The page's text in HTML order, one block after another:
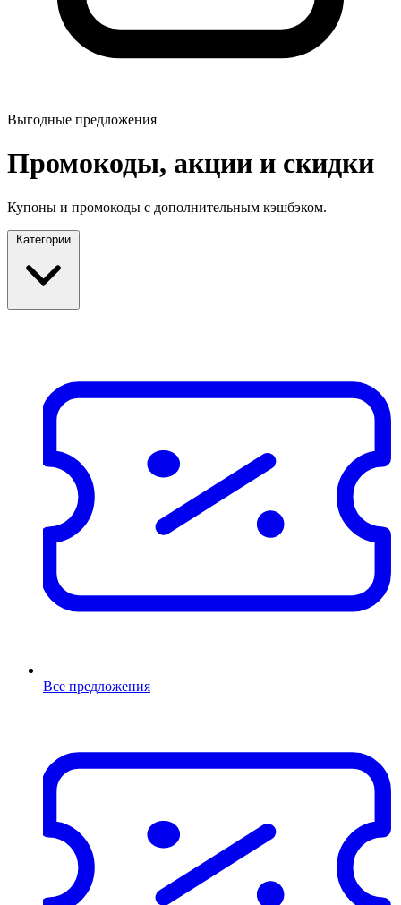
Выгодные предложения
Промокоды, акции и скидки
Купоны и промокоды с дополнительным кэшбэком.
Категории
Все предложения